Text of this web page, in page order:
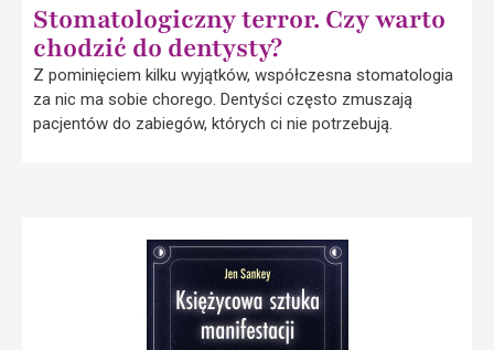
Stomatologiczny terror. Czy warto
chodzić do dentysty?
Z pominięciem kilku wyjątków, współczesna stomatologia
za nic ma sobie chorego. Dentyści często zmuszają
pacjentów do zabiegów, których ci nie potrzebują.